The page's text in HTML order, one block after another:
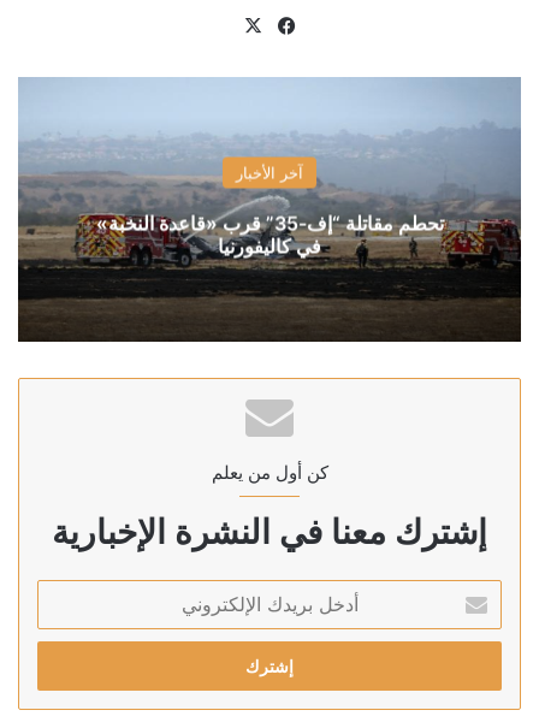
فيسبوك
آخر الأخبار
تحطم مقاتلة “إف-35” قرب «قاعدة النخبة»
في كاليفورنيا
كن أول من يعلم
إشترك معنا في النشرة الإخبارية
بريدك
الإلكتروني